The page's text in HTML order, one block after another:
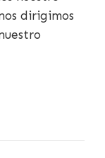
dirigimos